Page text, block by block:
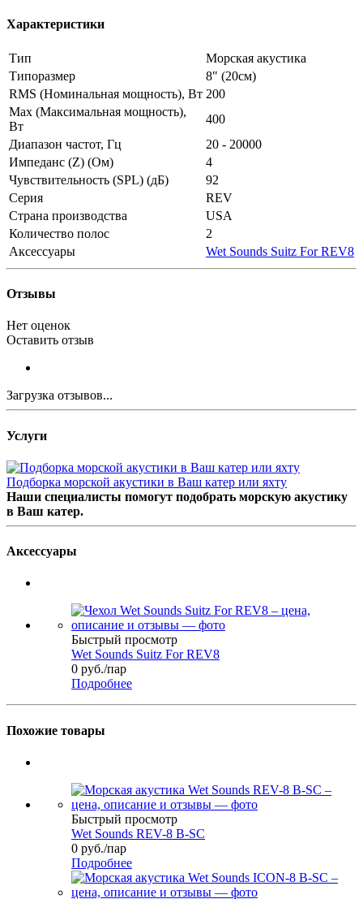
Характеристики
Тип
Морская акустика
Типоразмер
8" (20см)
RMS (Номинальная мощность), Вт 200
Max (Максимальная мощность),
Вт
400
Диапазон частот, Гц
20 - 20000
Импеданс (Z) (Ом)
4
Чувствительность (SPL) (дБ)
92
Серия
REV
Страна производства
USA
Количество полос
2
Аксессуары
Wet Sounds Suitz For REV8
Отзывы
Нет оценок
Оставить отзыв
Загрузка отзывов...
Услуги
Подборка морской акустики в Ваш катер или яхту
Наши специалисты помогут подобрать морскую акустику
в Ваш катер.
Аксессуары
Быстрый просмотр
Wet Sounds Suitz For REV8
0 руб./пар
Подробнее
Похожие товары
Быстрый просмотр
Wet Sounds REV-8 B-SC
0 руб./пар
Подробнее